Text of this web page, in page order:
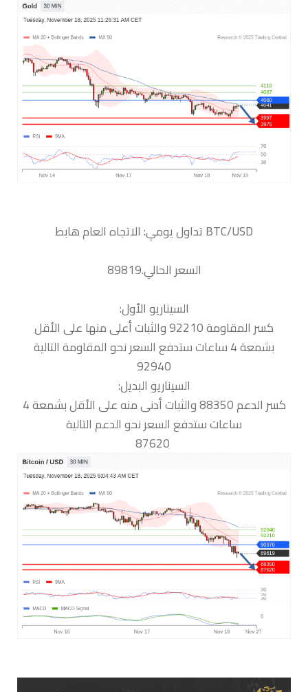
السعر الحالي.89819
السيناريو الأول:
كسر المقاومة 92210 والثبات أعلى منها على الأقل
بشمعة 4 ساعات ستدفع السعر نحو المقاومة التالية
92940
السيناريو البديل:
كسر الدعم 88350 والثبات أدنى منه على الأقل بشمعة 4
ساعات ستدفع السعر نحو الدعم التالية